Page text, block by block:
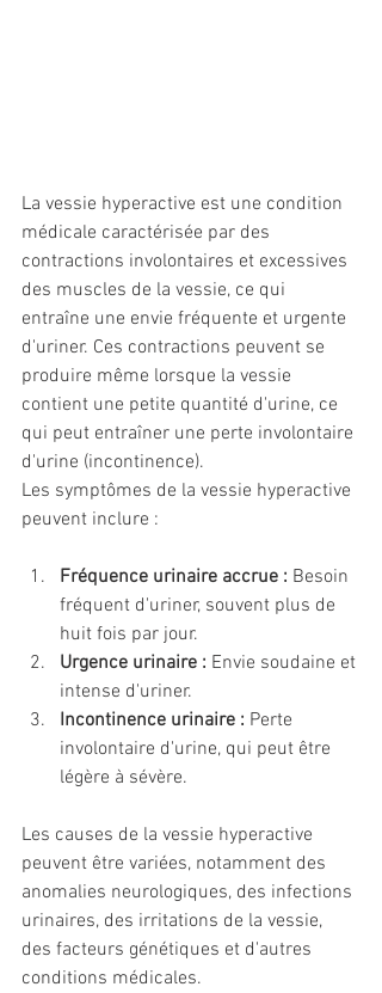
La vessie hyperactive est une condition
médicale caractérisée par des
contractions involontaires et excessives
des muscles de la vessie, ce qui
entraîne une envie fréquente et urgente
d'uriner. Ces contractions peuvent se
produire même lorsque la vessie
contient une petite quantité d'urine, ce
qui peut entraîner une perte involontaire
d'urine (incontinence).
Les symptômes de la vessie hyperactive
peuvent inclure :
Fréquence urinaire accrue : Besoin
fréquent d'uriner, souvent plus de
huit fois par jour.
Urgence urinaire : Envie soudaine et
intense d'uriner.
Incontinence urinaire : Perte
involontaire d'urine, qui peut être
légère à sévère.
Les causes de la vessie hyperactive
peuvent être variées, notamment des
anomalies neurologiques, des infections
urinaires, des irritations de la vessie,
des facteurs génétiques et d'autres
conditions médicales.